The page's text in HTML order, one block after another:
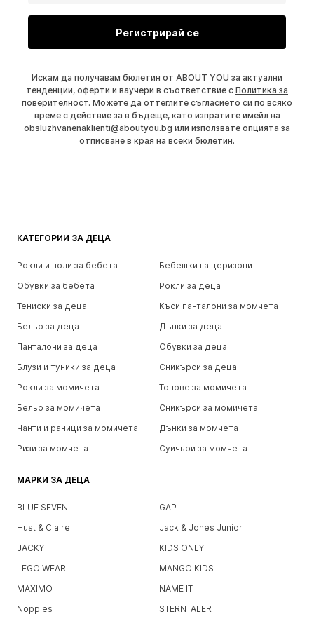
Регистрирай се
Искам да получавам бюлетин от ABOUT YOU за актуални
тенденции, оферти и ваучери в съответствие с Политика за
поверителност. Можете да оттеглите съгласието си по всяко
време с действие за в бъдеще, като изпратите имейл на
obsluzhvanenaklienti@aboutyou.bg или използвате опцията за
отписване в края на всеки бюлетин.
КАТЕГОРИИ ЗА ДЕЦА
Рокли и поли за бебета
Бебешки гащеризони
Обувки за бебета
Рокли за деца
Тениски за деца
Къси панталони за момчета
Бельо за деца
Дънки за деца
Панталони за деца
Обувки за деца
Блузи и туники за деца
Сникърси за деца
Рокли за момичета
Топове за момичета
Бельо за момичета
Сникърси за момичета
Чанти и раници за момичета
Дънки за момчета
Ризи за момчета
Суичъри за момчета
МАРКИ ЗА ДЕЦА
BLUE SEVEN
GAP
Hust & Claire
Jack & Jones Junior
JACKY
KIDS ONLY
LEGO WEAR
MANGO KIDS
MAXIMO
NAME IT
Noppies
STERNTALER